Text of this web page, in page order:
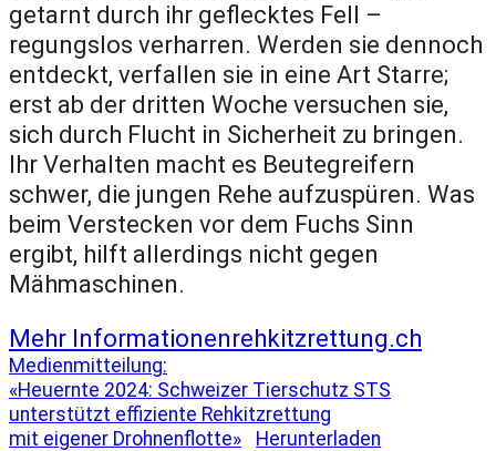
getarnt durch ihr geflecktes Fell –
regungslos verharren. Werden sie dennoch
entdeckt, verfallen sie in eine Art Starre;
erst ab der dritten Woche versuchen sie,
sich durch Flucht in Sicherheit zu bringen.
Ihr Verhalten macht es Beutegreifern
schwer, die jungen Rehe aufzuspüren. Was
beim Verstecken vor dem Fuchs Sinn
ergibt, hilft allerdings nicht gegen
Mähmaschinen.
Mehr Informationenrehkitzrettung.ch
Medienmitteilung:
«Heuernte 2024: Schweizer Tierschutz STS
unterstützt effiziente Rehkitzrettung
mit eigener Drohnenflotte»
Herunterladen